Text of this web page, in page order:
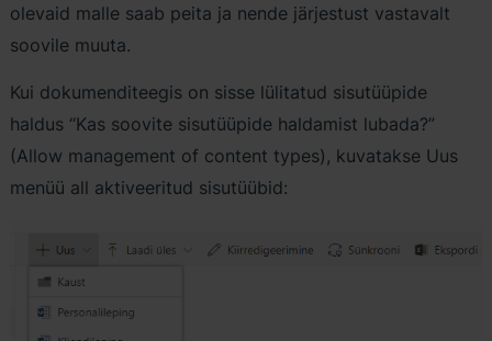
olevaid malle saab peita ja nende järjestust vastavalt
soovile muuta.
Kui dokumenditeegis on sisse lülitatud sisutüüpide
haldus “Kas soovite sisutüüpide haldamist lubada?”
(Allow management of content types), kuvatakse Uus
menüü all aktiveeritud sisutüübid: